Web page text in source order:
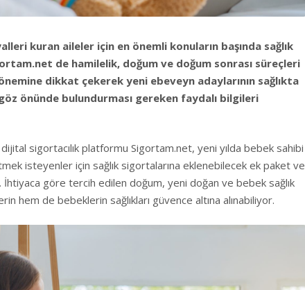
kuran aileler için en önemli konuların başında sağlık
de hamilelik, doğum ve doğum sonrası süreçleri
dikkat çekerek yeni ebeveyn adaylarının sağlıkta
önünde bulundurması gereken faydalı bilgileri
sigortacılık platformu Sigortam.net, yeni yılda bebek sahibi
isteyenler için sağlık sigortalarına eklenebilecek ek paket ve
İhtiyaca göre tercih edilen doğum, yeni doğan ve bebek sağlık
hem de bebeklerin sağlıkları güvence altına alınabiliyor.